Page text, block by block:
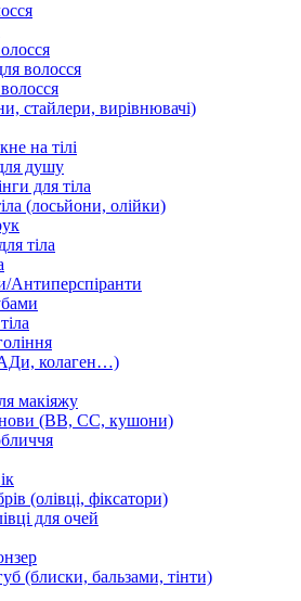
волосся
стайлери, вирівнювачі)
на тілі
душу
для тіла
(лосьйони, олійки)
тіла
Антиперспіранти
колаген…)
макіяжу
(BB, CC, кушони)
(олівці, фіксатори)
для очей
(блиски, бальзами, тінти)